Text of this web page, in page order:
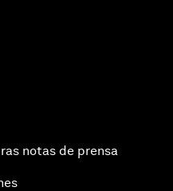
notas de prensa